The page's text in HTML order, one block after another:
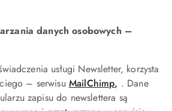
danych osobowych –
usługi Newsletter, korzysta
– serwisu MailChimp, . Dane
zapisu do newslettera są